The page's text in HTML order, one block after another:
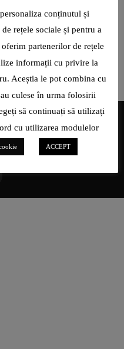
JURNALIST SPORTIV:
conținutul și
rețele sociale și pentru a
partenerilor de rețele
informații cu privire la
Aceștia le pot combina cu
culese în urma folosirii
să continuați să utilizați
cu utilizarea modulelor
ACCEPT